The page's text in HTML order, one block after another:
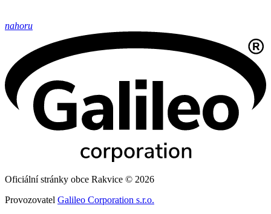
nahoru
Oficiální stránky obce Rakvice © 2026
Provozovatel Galileo Corporation s.r.o.